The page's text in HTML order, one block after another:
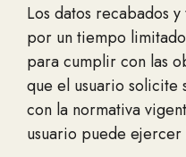
Los datos recabados
por un tiempo
para cumplir con las
que el usuario solicite
con la normativa
usuario puede ejercer